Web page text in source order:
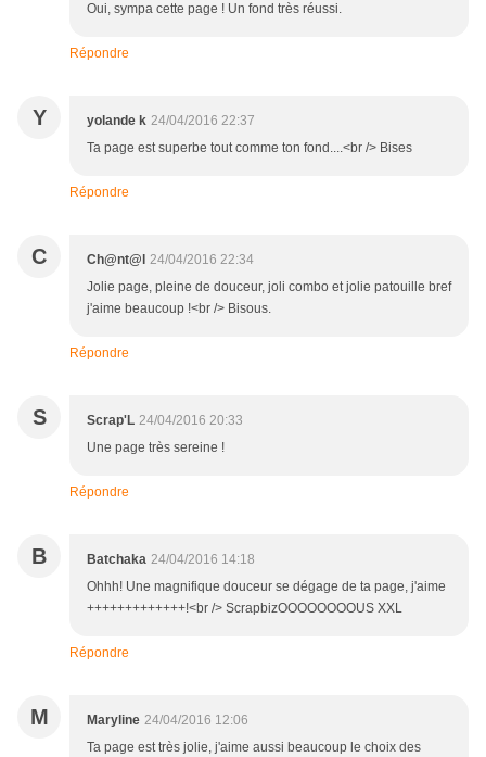
Oui, sympa cette page ! Un fond très réussi.
Répondre
Y yolande k 24/04/2016 22:37
Ta page est superbe tout comme ton fond....<br /> Bises
Répondre
C Ch@nt@l 24/04/2016 22:34
Jolie page, pleine de douceur, joli combo et jolie patouille bref
j'aime beaucoup !<br /> Bisous.
Répondre
S Scrap'L 24/04/2016 20:33
Une page très sereine !
Répondre
B Batchaka 24/04/2016 14:18
Ohhh! Une magnifique douceur se dégage de ta page, j'aime
+++++++++++++!<br /> ScrapbizOOOOOOOOUS XXL
Répondre
M Maryline 24/04/2016 12:06
Ta page est très jolie, j'aime aussi beaucoup le choix des